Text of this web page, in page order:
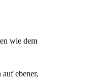
wie dem
ebener,